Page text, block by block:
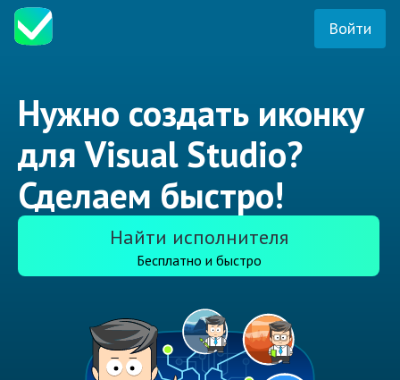
Войти
Нужно создать иконку
для Visual Studio?
Сделаем быстро!
Найти исполнителя
Бесплатно и быстро